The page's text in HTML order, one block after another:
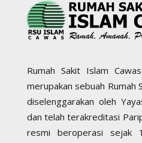
Rumah Sakit Islam
merupakan sebuah Rumah
diselenggarakan oleh
dan telah terakreditasi
resmi beroperasi sejak